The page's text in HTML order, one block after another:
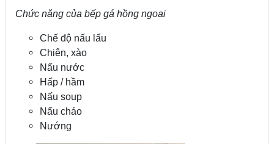
Chức năng của bếp gá hồng ngoại
Chế độ nấu lẩu
Chiên, xào
Nấu nước
Hấp / hầm
Nấu soup
Nấu cháo
Nướng